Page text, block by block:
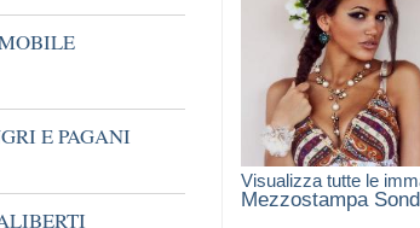
Visualizza tutte le
Mezzostampa
E PAGANI